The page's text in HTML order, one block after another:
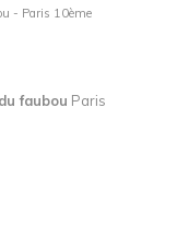
- Paris 10ème
faubou Paris